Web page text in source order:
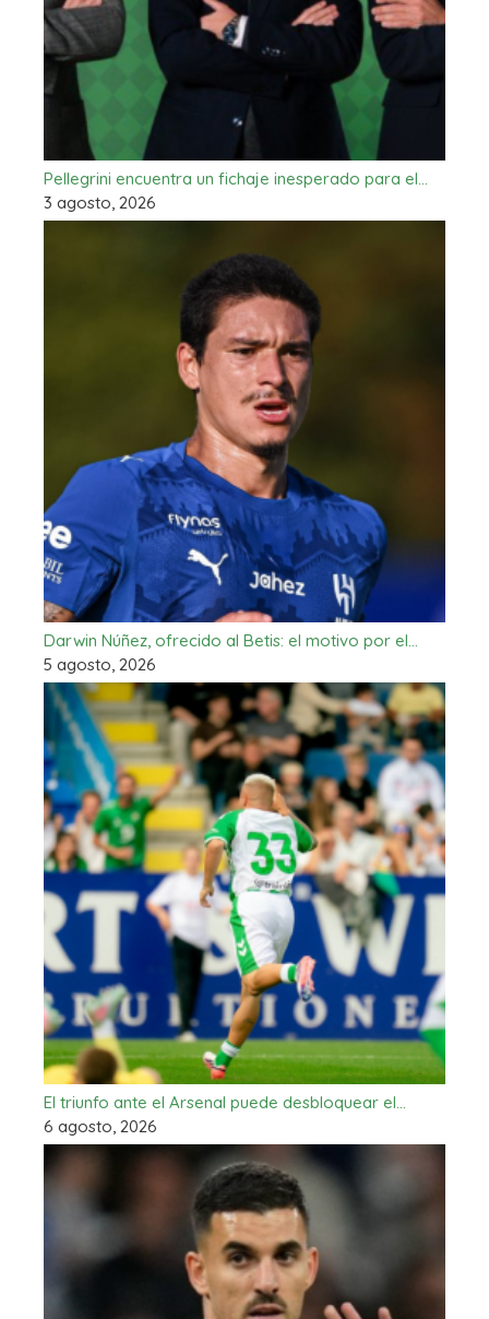
Pellegrini encuentra un fichaje inesperado para el…
3 agosto, 2026
Darwin Núñez, ofrecido al Betis: el motivo por el…
5 agosto, 2026
El triunfo ante el Arsenal puede desbloquear el…
6 agosto, 2026